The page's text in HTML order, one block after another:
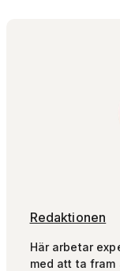
Redaktionen
Här arbetar
med att ta